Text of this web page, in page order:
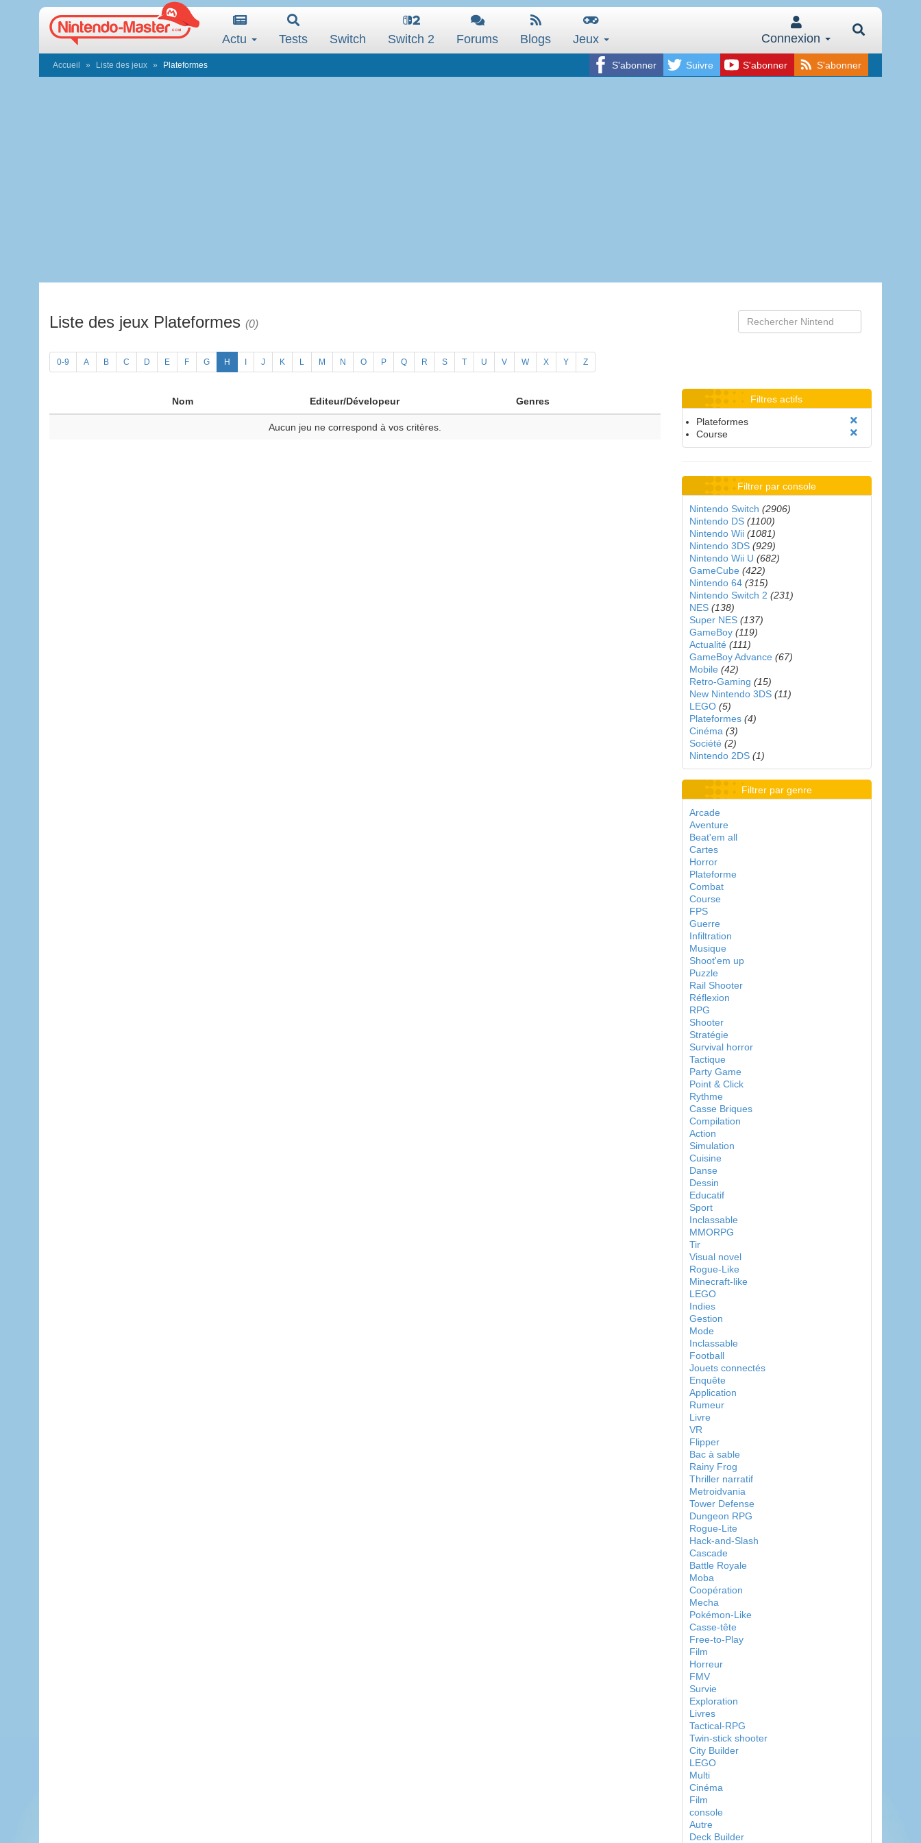
Actu Tests Switch Switch 2 Forums Blogs Jeux Connexion
S'abonner Suivre S'abonner S'abonner
Accueil Liste des jeux Plateformes
Liste des jeux Plateformes (0)
0-9 A B C D E F G H J K L M N O P Q R S T U V W X Y Z
Nom Editeur/Dévelopeur Genres
Aucun jeu ne correspond à vos critères.
Filtres actifs
Plateformes
Course
Filtrer par console
Nintendo Switch (2906)
Nintendo DS (1100)
Nintendo Wii (1081)
Nintendo 3DS (929)
Nintendo Wii U (682)
GameCube (422)
Nintendo 64 (315)
Nintendo Switch 2 (231)
NES (138)
Super NES (137)
GameBoy (119)
Actualité (111)
GameBoy Advance (67)
Mobile (42)
Retro-Gaming (15)
New Nintendo 3DS (11)
LEGO (5)
Plateformes (4)
Cinéma (3)
Société (2)
Nintendo 2DS (1)
Filtrer par genre
Arcade
Aventure
Beat'em all
Cartes
Horror
Plateforme
Combat
Course
FPS
Guerre
Infiltration
Musique
Shoot'em up
Puzzle
Rail Shooter
Réflexion
RPG
Shooter
Stratégie
Survival horror
Tactique
Party Game
Point & Click
Rythme
Casse Briques
Compilation
Action
Simulation
Cuisine
Danse
Dessin
Educatif
Sport
Inclassable
MMORPG
Tir
Visual novel
Rogue-Like
Minecraft-like
LEGO
Indies
Gestion
Mode
Inclassable
Football
Jouets connectés
Enquête
Application
Rumeur
Livre
VR
Flipper
Bac à sable
Rainy Frog
Thriller narratif
Metroidvania
Tower Defense
Dungeon RPG
Rogue-Lite
Hack-and-Slash
Cascade
Battle Royale
Moba
Coopération
Mecha
Pokémon-Like
Casse-tête
Free-to-Play
Film
Horreur
FMV
Survie
Exploration
Livres
Tactical-RPG
Twin-stick shooter
City Builder
LEGO
Multi
Cinéma
Film
console
Autre
Deck Builder